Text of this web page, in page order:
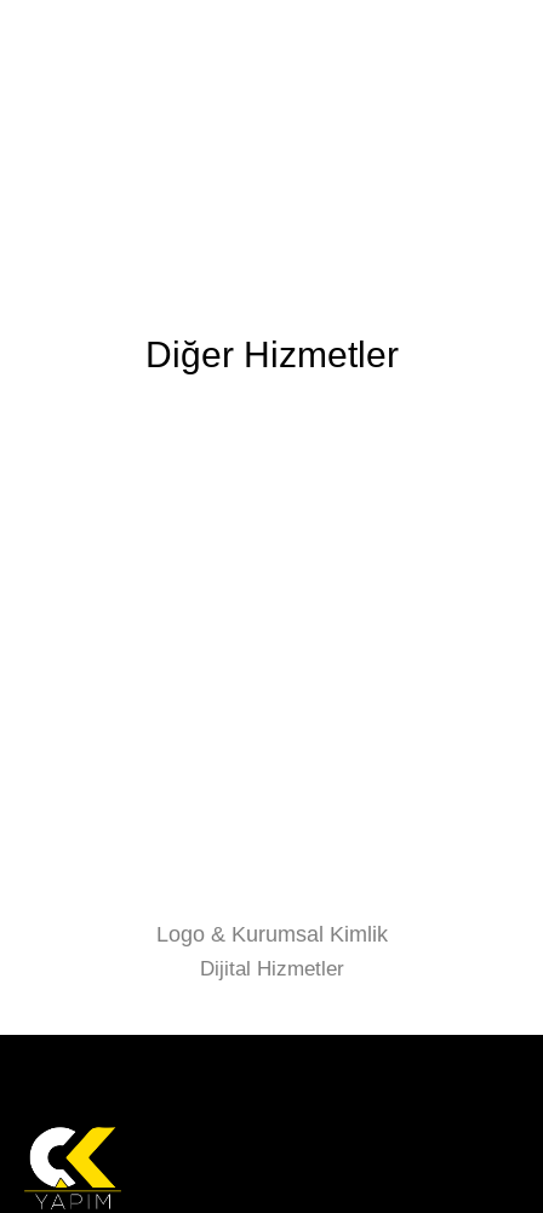
Diğer Hizmetler
Logo & Kurumsal Kimlik
Dijital Hizmetler